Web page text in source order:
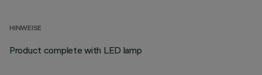
HINWEISE
Product complete with LED lamp